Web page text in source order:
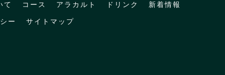
て コース アラカルト ドリンク 新着情報
ー サイトマップ